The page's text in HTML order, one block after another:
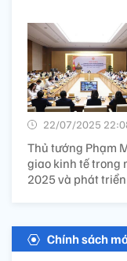
22/07/2025
Thủ tướng Phạm
giao kinh tế trong
2025 và phát
Chính sách